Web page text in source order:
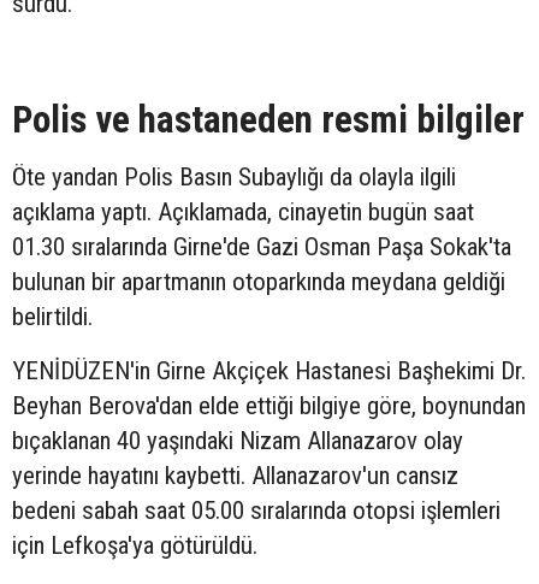
Polis ve hastaneden resmi bilgiler
Öte yandan Polis Basın Subaylığı da olayla ilgili
açıklama yaptı. Açıklamada, cinayetin bugün saat
01.30 sıralarında Girne'de Gazi Osman Paşa Sokak'ta
bulunan bir apartmanın otoparkında meydana geldiği
belirtildi.
YENİDÜZEN'in Girne Akçiçek Hastanesi Başhekimi Dr.
Beyhan Berova'dan elde ettiği bilgiye göre, boynundan
bıçaklanan 40 yaşındaki Nizam Allanazarov olay
yerinde hayatını kaybetti. Allanazarov'un cansız
bedeni sabah saat 05.00 sıralarında otopsi işlemleri
için Lefkoşa'ya götürüldü.